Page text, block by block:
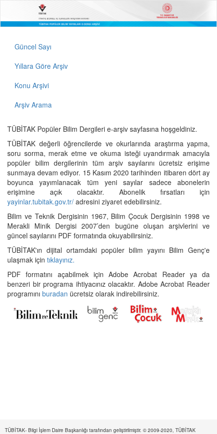
Güncel Sayı
Yıllara Göre Arşiv
Konu Arşivi
Arşiv Arama
TÜBİTAK Popüler Bilim Dergileri e-arşiv sayfasına hoşgeldiniz.
TÜBİTAK değerli öğrencilerde ve okurlarında araştırma yapma,
soru sorma, merak etme ve okuma isteği uyandırmak amacıyla
popüler bilim dergilerinin tüm arşiv sayılarını ücretsiz erişime
sunmaya devam ediyor. 15 Kasım 2020 tarihinden itibaren dört ay
boyunca yayımlanacak tüm yeni sayılar sadece abonelerin
erişimine açık olacaktır. Abonelik fırsatları için
yayinlar.tubitak.gov.tr/ adresini ziyaret edebilirsiniz.
Bilim ve Teknik Dergisinin 1967, Bilim Çocuk Dergisinin 1998 ve
Merakli Minik Dergisi 2007’den bugüne oluşan arşivlerini ve
güncel sayılarını PDF formatında okuyabilirsiniz.
TÜBİTAK'ın dijital ortamdaki popüler bilim yayını Bilim Genç'e
ulaşmak için tıklayınız.
PDF formatını açabilmek için Adobe Acrobat Reader ya da
benzeri bir programa ihtiyacınız olacaktır. Adobe Acrobat Reader
programını buradan ücretsiz olarak indirebilirsiniz.
TÜBİTAK- Bilgi İşlem Daire Başkanlığı tarafından geliştirilmiştir. © 2009-2020, TÜBİTAK